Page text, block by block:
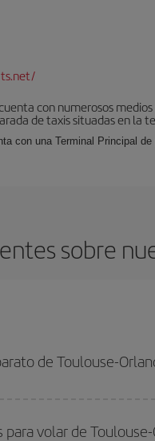
con numerosos
de taxis situadas en la
con una Terminal Principal
sobre
de Toulouse-
para volar de